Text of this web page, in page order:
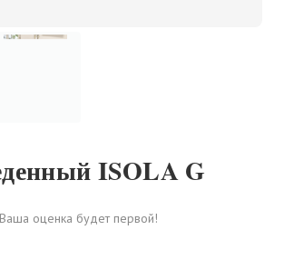
ISOLA G
Ваша оценка будет первой!